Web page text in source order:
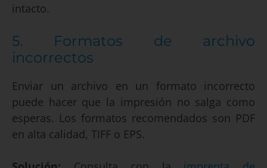
intacto.
5. Formatos de archivo
incorrectos
Enviar un archivo en un formato incorrecto
puede hacer que la impresión no salga como
esperas. Los formatos recomendados son PDF
en alta calidad, TIFF o EPS.